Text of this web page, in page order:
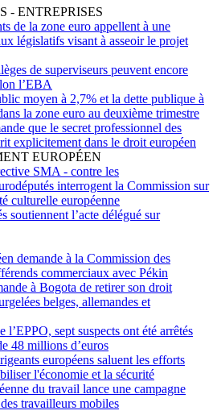
- ENTREPRISES
de la zone euro appellent à une
législatifs visant à asseoir le projet
de superviseurs peuvent encore
l’EBA
moyen à 2,7% et la dette publique à
la zone euro au deuxième trimestre
que le secret professionnel des
explicitement dans le droit européen
EUROPÉEN
SMA - contre les
interrogent la Commission sur
culturelle européenne
soutiennent l’acte délégué sur
demande à la Commission des
commerciaux avec Pékin
à Bogota de retirer son droit
belges, allemandes et
l’EPPO, sept suspects ont été arrêtés
48 millions d’euros
européens saluent les efforts
l'économie et la sécurité
du travail lance une campagne
travailleurs mobiles